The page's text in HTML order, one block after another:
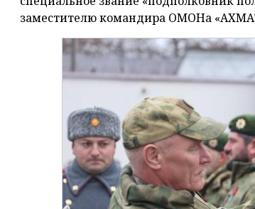
заместителю командира ОМОНа